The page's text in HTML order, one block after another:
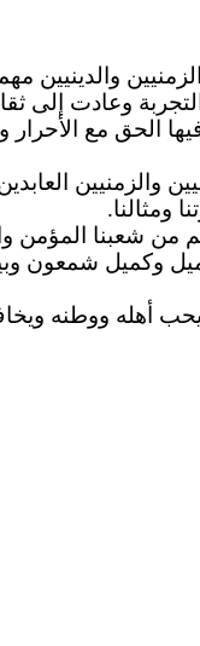
والدينيين
وعادت إلى
الحق مع الأحرار
والزمنيين
ومثالنا.
من شعبنا المؤمن
وكميل شمعون
أهله ووطنه